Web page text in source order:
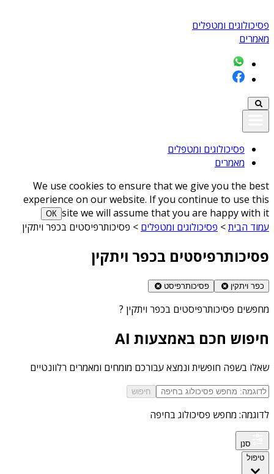
פסיכולוגים ומטפלים
מאמרים
פסיכולוגים ומטפלים
מאמרים
We use cookies to ensure that we give you the best
experience on our website. If you continue to use this
site we will assume that you are happy with it
ОК
עמוד הבית> פסיכולוגים ומטפלים > פסיכותרפיסטים בכפר ויתקין
פסיכותרפיסטים בכפר ויתקין
כפר ויתקין פסיכותרפיסט
מחפשים פסיכותרפיסטים בכפר ויתקין ?
חיפוש חכם באמצעות AI
שאלו בשפה חופשית ונמצא עבורכם מומחים ומאמרים רלוונטיים
חיפוש
לדוגמה: מחפש פסיכולוג בחיפה
סנן
טיפול